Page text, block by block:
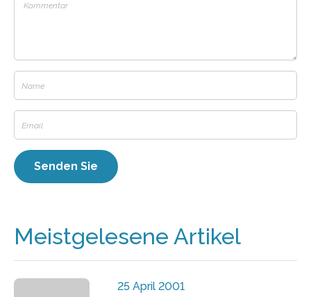
Meistgelesene Artikel
25 April 2001